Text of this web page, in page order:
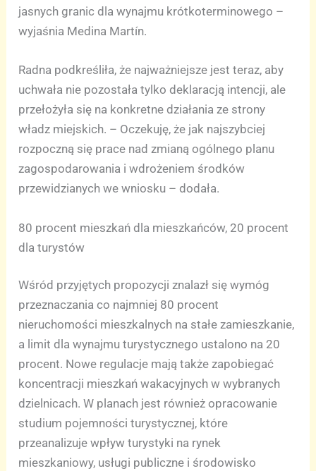
jasnych granic dla wynajmu krótkoterminowego –
wyjaśnia Medina Martín.
Radna podkreśliła, że najważniejsze jest teraz, aby
uchwała nie pozostała tylko deklaracją intencji, ale
przełożyła się na konkretne działania ze strony
władz miejskich. – Oczekuję, że jak najszybciej
rozpoczną się prace nad zmianą ogólnego planu
zagospodarowania i wdrożeniem środków
przewidzianych we wniosku – dodała.
80 procent mieszkań dla mieszkańców, 20 procent
dla turystów
Wśród przyjętych propozycji znalazł się wymóg
przeznaczania co najmniej 80 procent
nieruchomości mieszkalnych na stałe zamieszkanie,
a limit dla wynajmu turystycznego ustalono na 20
procent. Nowe regulacje mają także zapobiegać
koncentracji mieszkań wakacyjnych w wybranych
dzielnicach. W planach jest również opracowanie
studium pojemności turystycznej, które
przeanalizuje wpływ turystyki na rynek
mieszkaniowy, usługi publiczne i środowisko